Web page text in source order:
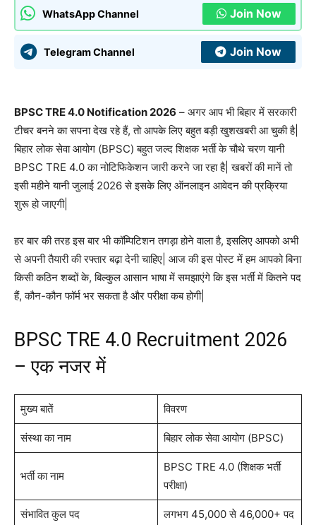
WhatsApp Channel Join Now
Telegram Channel Join Now
BPSC TRE 4.0 Notification 2026 – अगर आप भी बिहार में सरकारी
टीचर बनने का सपना देख रहे हैं, तो आपके लिए बहुत बड़ी खुशखबरी आ चुकी है|
बिहार लोक सेवा आयोग (BPSC) बहुत जल्द शिक्षक भर्ती के चौथे चरण यानी
BPSC TRE 4.0 का नोटिफिकेशन जारी करने जा रहा है| खबरों की मानें तो
इसी महीने यानी जुलाई 2026 से इसके लिए ऑनलाइन आवेदन की प्रक्रिया
शुरू हो जाएगी|
हर बार की तरह इस बार भी कॉम्पिटिशन तगड़ा होने वाला है, इसलिए आपको अभी
से अपनी तैयारी की रफ्तार बढ़ा देनी चाहिए| आज की इस पोस्ट में हम आपको बिना
किसी कठिन शब्दों के, बिल्कुल आसान भाषा में समझाएंगे कि इस भर्ती में कितने पद
हैं, कौन-कौन फॉर्म भर सकता है और परीक्षा कब होगी|
BPSC TRE 4.0 Recruitment 2026
– एक नजर में
मुख्य बातें विवरण
संस्था का नाम बिहार लोक सेवा आयोग (BPSC)
भर्ती का नाम
BPSC TRE 4.0 (शिक्षक भर्ती
परीक्षा)
संभावित कुल पद लगभग 45,000 से 46,000+ पद